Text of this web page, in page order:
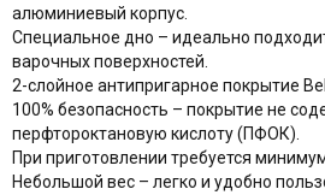
алюминиевый корпус.
Cпециальное дно – идеально
варочных поверхностей.
2-слойное антипригарное покрытие
100% безопасность – покрытие не
перфтороктановую кислоту (ПФОК).
При приготовлении требуется
Небольшой вес – легко и удобно